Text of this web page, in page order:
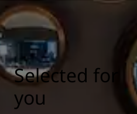
Schutz unserer Gäste zu
mehr:https://
responsibility/health-safety
Selected for
you